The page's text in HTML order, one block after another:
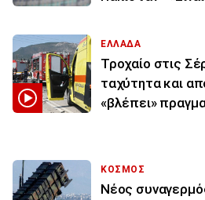
ΕΛΛΑΔΑ
Τροχαίο στις
ταχύτητα και
«βλέπει»
ΚΟΣΜΟΣ
Νέος